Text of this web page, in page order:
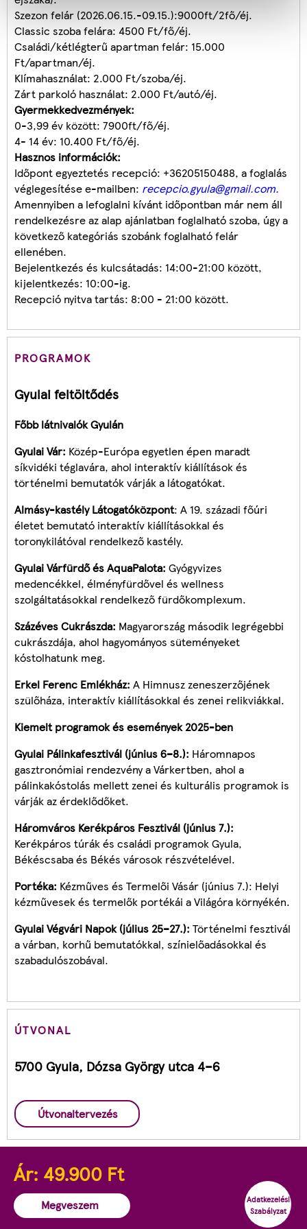
Szezon felár (2026.06.15.-09.15.):9000ft/2fő/éj.
Classic szoba felára: 4500 Ft/fő/éj.
Családi/kétlégterű apartman felár: 15.000
Ft/apartman/éj.
Klímahasználat: 2.000 Ft/szoba/éj.
Zárt parkoló használat: 2.000 Ft/autó/éj.
Gyermekkedvezmények:
0-3,99 év között: 7900ft/fő/éj.
4- 14 év: 10.400 Ft/fő/éj.
Hasznos információk:
Időpont egyeztetés recepció: +36205150488, a foglalás
véglegesítése e-mailben: recepcio.gyula@gmail.com.
Amennyiben a lefoglalni kívánt időpontban már nem áll
rendelkezésre az alap ajánlatban foglalható szoba, úgy a
következő kategóriás szobánk foglalható felár
ellenében.
Bejelentkezés és kulcsátadás: 14:00-21:00 között,
kijelentkezés: 10:00-ig.
Recepció nyitva tartás: 8:00 - 21:00 között.
PROGRAMOK
Gyulai feltöltődés
Főbb látnivalók Gyulán
Gyulai Vár: Közép-Európa egyetlen épen maradt
síkvidéki téglavára, ahol interaktív kiállítások és
történelmi bemutatók várják a látogatókat.
Almásy-kastély Látogatóközpont: A 19. századi főúri
életet bemutató interaktív kiállításokkal és
toronykilátóval rendelkező kastély.
Gyulai Várfürdő és AquaPalota: Gyógyvizes
medencékkel, élményfürdővel és wellness
szolgáltatásokkal rendelkező fürdőkomplexum.
Százéves Cukrászda: Magyarország második legrégebbi
cukrászdája, ahol hagyományos süteményeket
kóstolhatunk meg.
Erkel Ferenc Emlékház: A Himnusz zeneszerzőjének
szülőháza, interaktív kiállításokkal és zenei relikviákkal.
Kiemelt programok és események 2025-ben
Gyulai Pálinkafesztivál (június 6–8.): Háromnapos
gasztronómiai rendezvény a Várkertben, ahol a
pálinkakóstolás mellett zenei és kulturális programok is
várják az érdeklődőket.
Háromváros Kerékpáros Fesztivál (június 7.):
Kerékpáros túrák és családi programok Gyula,
Békéscsaba és Békés városok részvételével.
Portéka: Kézműves és Termelői Vásár (június 7.): Helyi
kézművesek és termelők portékái a Világóra környékén.
Gyulai Végvári Napok (július 25–27.): Történelmi fesztivál
a várban, korhű bemutatókkal, színielőadásokkal és
szabadulószobával.
ÚTVONAL
5700 Gyula, Dózsa György utca 4–6
Útvonaltervezés
Ár: 49.900 Ft
Megveszem
Adatkezelési
Szabályzat